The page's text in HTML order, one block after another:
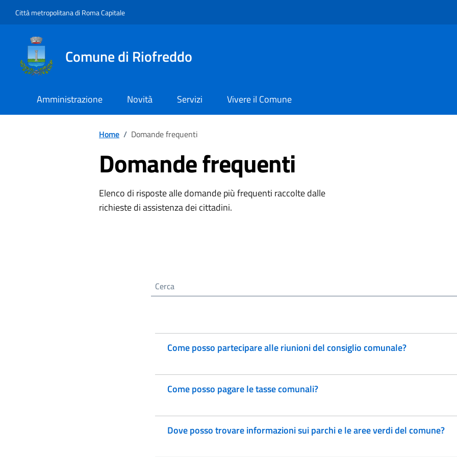
Città metropolitana di Roma Capitale
Comune di Riofreddo
Amministrazione Novità Servizi Vivere il Comune
Home / Domande frequenti
Domande frequenti
Elenco di risposte alle domande più frequenti raccolte dalle
richieste di assistenza dei cittadini.
Cerca nel sito
Come posso partecipare alle riunioni del consiglio comunale?
Come posso pagare le tasse comunali?
Dove posso trovare informazioni sui parchi e le aree verdi del comune?